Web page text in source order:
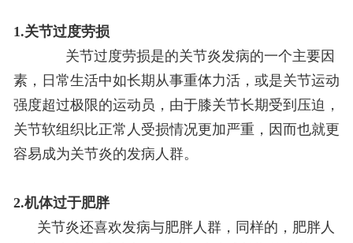
1.关节过度劳损
关节过度劳损是的关节炎发病的一个主要因
素，日常生活中如长期从事重体力活，或是关节运动
强度超过极限的运动员，由于膝关节长期受到压迫，
关节软组织比正常人受损情况更加严重，因而也就更
容易成为关节炎的发病人群。
2.机体过于肥胖
关节炎还喜欢发病与肥胖人群，同样的，肥胖人